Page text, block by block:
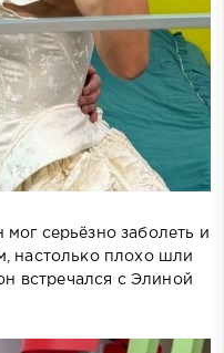
серьёзно заболеть и
настолько плохо шли
встречался с Элиной